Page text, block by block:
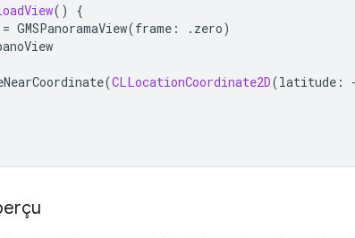
()
{
= GMSPanoramaView(frame : . zero)
(CLLocationCoordinate2D(latitude :